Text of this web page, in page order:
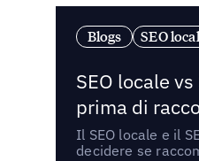
Blogs SEO
SEO locale
prima di
Il SEO locale e il
decidere se